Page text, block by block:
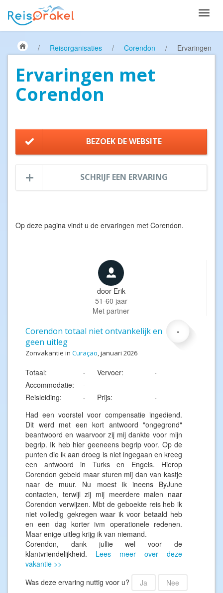
/ Reisorganisaties / Corendon / Ervaringen
Ervaringen met
Corendon
BEZOEK DE WEBSITE
SCHRIJF EEN ERVARING
Op deze pagina vindt u de ervaringen met Corendon.
door Erik
51-60 jaar
Met partner
-
Corendon totaal niet ontvankelijk en
geen uitleg
Zonvakantie in Curaçao, januari 2026
Totaal: - Vervoer: -
Accommodatie: -
Reisleiding: - Prijs: -
Had een voorstel voor compensatie ingediend.
Dit werd met een kort antwoord "ongegrond"
beantwoord en waarvoor zij mij dankte voor mijn
begrip. Ik heb hier geeneens begrip voor. Op de
punten die ik aan droeg is niet ingegaan en kreeg
een antwoord in Turks en Engels. Hierop
Corendon gebeld maar sturen mij dan van kastje
naar de muur. Nu moest ik ineens ByJune
contacten, terwijl zij mij meerdere malen naar
Corendon verwijzen. Mbt de geboekte reis heb ik
niet volledig gekregen waar ik voor betaald heb
en een dag korter ivm operationele redenen.
Maar enige uitleg krijg ik van niemand.
Corendon, dank jullie wel voor de
klantvriendelijkheid. Lees meer over deze
vakantie >>
Was deze ervaring nuttig voor u?
Ja Nee